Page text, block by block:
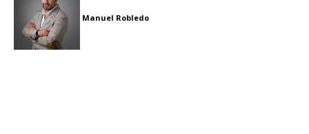
Manuel Robledo